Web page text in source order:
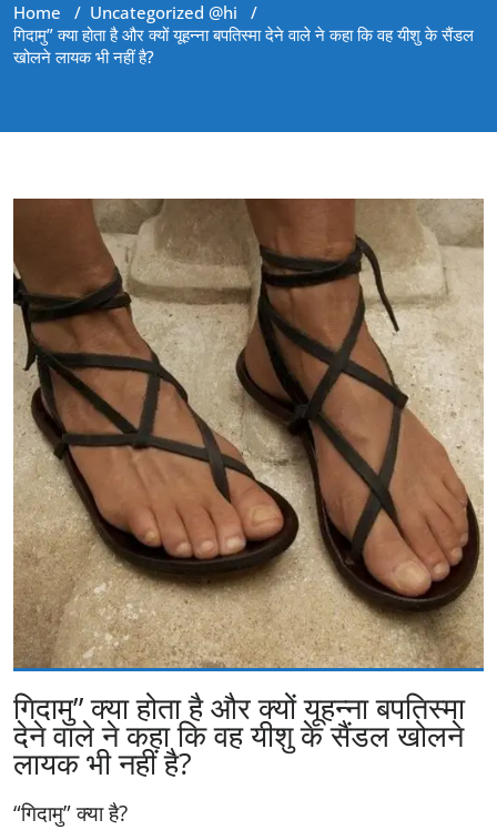
Home / Uncategorized @hi /
गिदामु” क्या होता है और क्यों यूहन्ना बपतिस्मा देने वाले ने कहा कि वह यीशु के सैंडल
खोलने लायक भी नहीं है?
गिदामु” क्या होता है और क्यों यूहन्ना बपतिस्मा
देने वाले ने कहा कि वह यीशु के सैंडल खोलने
लायक भी नहीं है?
“गिदामु” क्या है?